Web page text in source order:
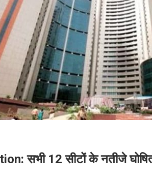
सभी 12 सीटों के नतीजे